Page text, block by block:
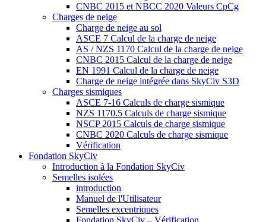
CNBC 2015 et NBCC 2020 Valeurs CpCg
Charges de neige
Charge de neige au sol
ASCE 7 Calcul de la charge de neige
AS / NZS 1170 Calcul de la charge de neige
CNBC 2015 Calcul de la charge de neige
EN 1991 Calcul de la charge de neige
Charge de neige intégrée dans SkyCiv S3D
Charges sismiques
ASCE 7-16 Calculs de charge sismique
NZS 1170.5 Calculs de charge sismique
NSCP 2015 Calculs de charge sismique
CNBC 2020 Calculs de charge sismique
Vérification
Fondation SkyCiv
Introduction à la Fondation SkyCiv
Semelles isolées
introduction
Manuel de l'Utilisateur
Semelles excentriques